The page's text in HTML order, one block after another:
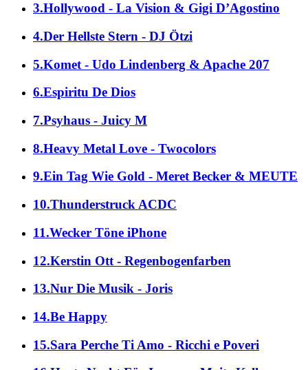
3.Hollywood - La Vision & Gigi D’Agostino
4.Der Hellste Stern - DJ Ötzi
5.Komet - Udo Lindenberg & Apache 207
6.Espiritu De Dios
7.Psyhaus - Juicy M
8.Heavy Metal Love - Twocolors
9.Ein Tag Wie Gold - Meret Becker & MEUTE
10.Thunderstruck ACDC
11.Wecker Töne iPhone
12.Kerstin Ott - Regenbogenfarben
13.Nur Die Musik - Joris
14.Be Happy
15.Sara Perche Ti Amo - Ricchi e Poveri